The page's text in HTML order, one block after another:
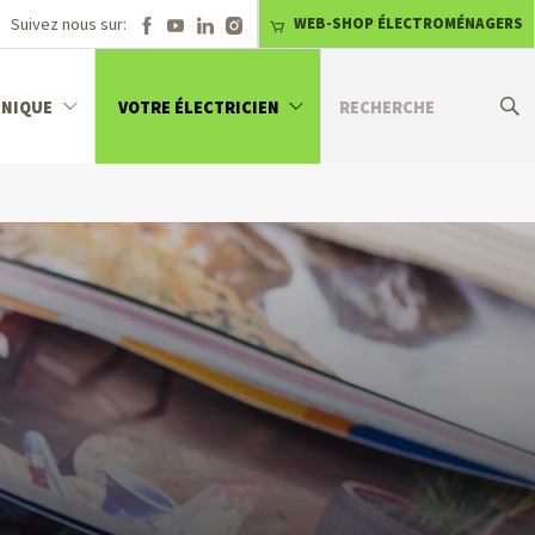
WEB-SHOP ÉLECTROMÉNAGERS
Suivez nous sur:
VOTRE ÉLECTRICIEN